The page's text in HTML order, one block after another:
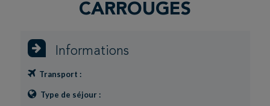
CARROUGES
Informations
Transport :
Type de séjour :